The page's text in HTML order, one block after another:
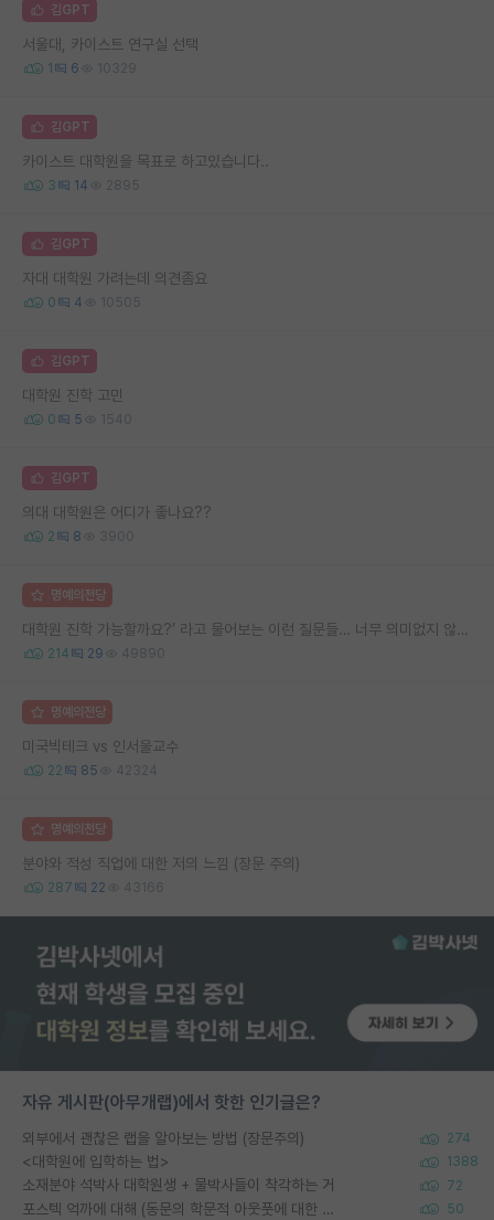
김GPT
서울대, 카이스트 연구실 선택
1 6 10329
김GPT
카이스트 대학원을 목표로 하고있습니다..
3 14 2895
김GPT
자대 대학원 가려는데 의견좀요
0 4 10505
김GPT
대학원 진학 고민
0 5 1540
김GPT
의대 대학원은 어디가 좋나요??
2 8 3900
명예의전당
대학원 진학 가능할까요?’ 라고 물어보는 이런 질문들… 너무 의미없지 않나요?
214 29 49890
명예의전당
미국빅테크 vs 인서울교수
22 85 42324
명예의전당
분야와 적성 직업에 대한 저의 느낌 (장문 주의)
287 22 43166
자유 게시판(아무개랩)에서 핫한 인기글은?
외부에서 괜찮은 랩을 알아보는 방법 (장문주의) 274
<대학원에 입학하는 법> 1388
소재분야 석박사 대학원생 + 물박사들이 착각하는 거 72
포스텍 억까에 대해 (동문의 학문적 아웃풋에 대한 반박) 50